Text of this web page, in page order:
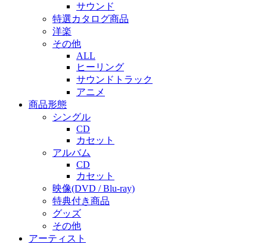
サウンド
特選カタログ商品
洋楽
その他
ALL
ヒーリング
サウンドトラック
アニメ
商品形態
シングル
CD
カセット
アルバム
CD
カセット
映像(DVD / Blu-ray)
特典付き商品
グッズ
その他
アーティスト